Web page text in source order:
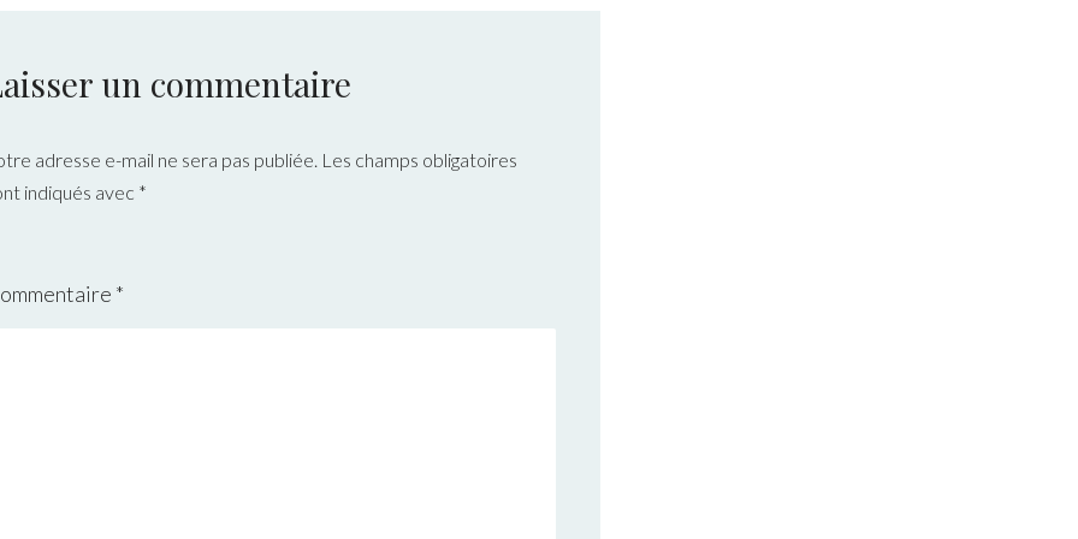
un commentaire
adresse e-mail ne sera pas publiée. Les champs obligatoires
indiqués avec *
*